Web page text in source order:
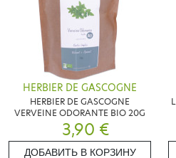
HERBIER DE GASCOGNE
HERBIER DE GASCOGNE
VERVEINE ODORANTE BIO 20G
3,90 €
ДОБАВИТЬ В КОРЗИНУ